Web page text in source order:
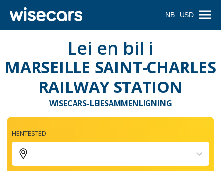
NB USD
Lei en bil i
MARSEILLE SAINT-CHARLES
RAILWAY STATION
WISECARS-LEIESAMMENLIGNING
HENTESTED